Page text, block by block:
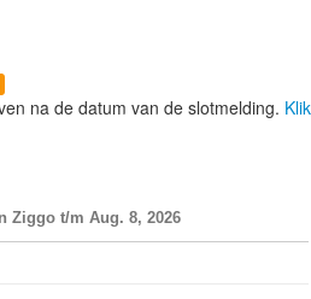
na de datum van de slotmelding.
Ziggo t/m Aug. 8, 2026